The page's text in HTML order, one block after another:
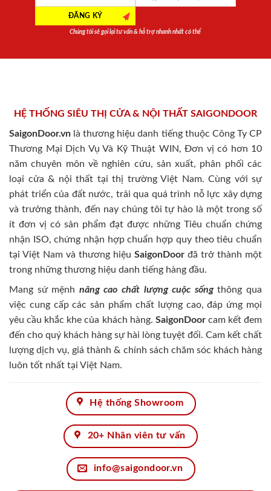
Chúng tôi sẽ gọi lại tư vấn & hỗ trợ nhanh nhất có thể
HỆ THỐNG SIÊU THỊ CỬA & NỘI THẤT SAIGONDOOR
SaigonDoor.vn là thương hiệu danh tiếng thuộc Công Ty CP
Thương Mại Dịch Vụ Và Kỹ Thuật WIN, Đơn vị có hơn 10
năm chuyên môn về nghiên cứu, sản xuất, phân phối các
loại cửa & nội thất tại thị trường Việt Nam. Cùng với sự
phát triển của đất nước, trải qua quá trình nỗ lực xây dựng
và trưởng thành, đến nay chúng tôi tự hào là một trong số
ít đơn vị có sản phẩm đạt được những Tiêu chuẩn chứng
nhận ISO, chứng nhận hợp chuẩn hợp quy theo tiêu chuẩn
tại Việt Nam và thương hiệu SaigonDoor đã trở thành một
trong những thương hiệu danh tiếng hàng đầu.
Mang sứ mệnh nâng cao chất lượng cuộc sốngthông qua
việc cung cấp các sản phẩm chất lượng cao, đáp ứng mọi
yêu cầu khắc khe của khách hàng. SaigonDoorcam kết đem
đến cho quý khách hàng sự hài lòng tuyệt đối. Cam kết chất
lượng dịch vụ, giá thành & chính sách chăm sóc khách hàng
luôn tốt nhất tại Việt Nam.
Hệ thống Showroom
20+ Nhân viên tư vấn
info@saigondoor.vn